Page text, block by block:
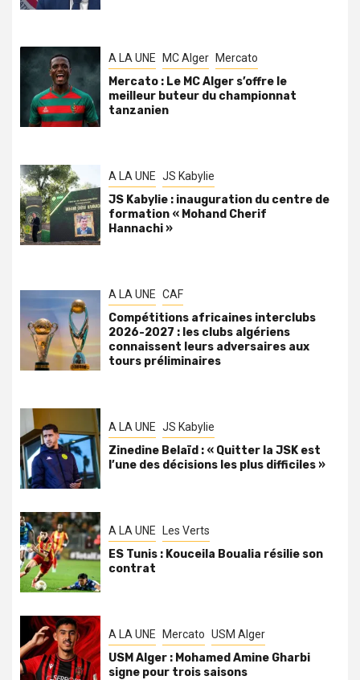
A LA UNE MC Alger Mercato
Mercato : Le MC Alger s’offre le
meilleur buteur du championnat
tanzanien
A LA UNE JS Kabylie
JS Kabylie : inauguration du centre de
formation « Mohand Cherif
Hannachi »
A LA UNE CAF
Compétitions africaines interclubs
2026-2027 : les clubs algériens
connaissent leurs adversaires aux
tours préliminaires
A LA UNE JS Kabylie
Zinedine Belaïd : « Quitter la JSK est
l’une des décisions les plus difficiles »
A LA UNE Les Verts
ES Tunis : Kouceila Boualia résilie son
contrat
A LA UNE Mercato USM Alger
USM Alger : Mohamed Amine Gharbi
signe pour trois saisons